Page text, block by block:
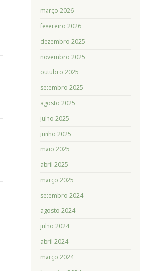
março 2026
fevereiro 2026
dezembro 2025
novembro 2025
outubro 2025
setembro 2025
agosto 2025
julho 2025
junho 2025
maio 2025
abril 2025
março 2025
setembro 2024
agosto 2024
julho 2024
abril 2024
março 2024